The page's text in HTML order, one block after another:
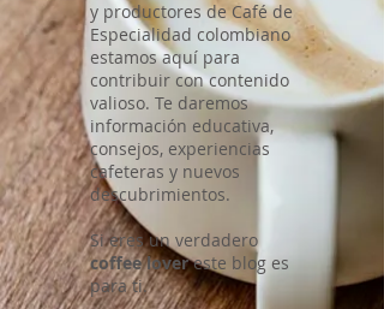
y productores de Café de
Especialidad colombiano
estamos aquí para
contribuir con contenido
valioso. Te daremos
información educativa,
consejos, experiencias
cafeteras y nuevos
descubrimientos.
Si eres un verdadero
coffee lovereste blog es
para ti.